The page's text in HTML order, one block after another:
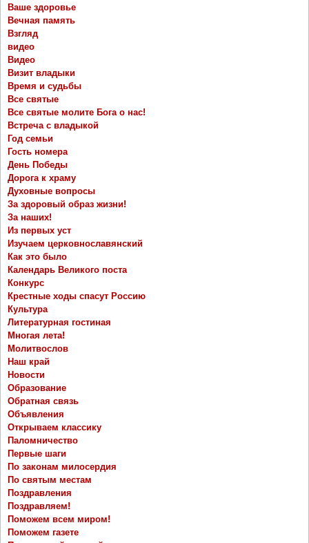
Ваше здоровье
Вечная память
Взгляд
видео
Видео
Визит владыки
Время и судьбы
Все святые
Все святые молите Бога о нас!
Встреча с владыкой
Год семьи
Гость номера
День Победы
Дорога к храму
Духовные вопросы
За здоровый образ жизни!
За наших!
Из первых уст
Изучаем церковнославянский
Как это было
Календарь Великого поста
Конкурс
Крестные ходы спасут Россию
Культура
Литературная гостиная
Многая лета!
Молитвослов
Наш край
Новости
Образование
Обратная связь
Объявления
Открываем классику
Паломничество
Первые шаги
По законам милосердия
По святым местам
Поздравления
Поздравляем!
Поможем всем миром!
Поможем газете